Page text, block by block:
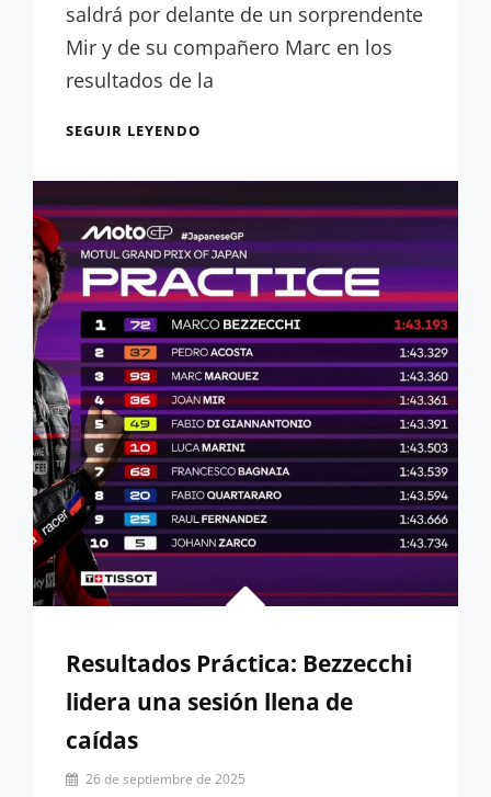
saldrá por delante de un sorprendente
Mir y de su compañero Marc en los
resultados de la
SEGUIR LEYENDO
EN
JAPÓN
LOGRANDO
SU
SEGUNDA
POLE
DE
LA
TEMPORADA
Resultados Práctica: Bezzecchi
lidera una sesión llena de
caídas
Por 26 de septiembre de 2025